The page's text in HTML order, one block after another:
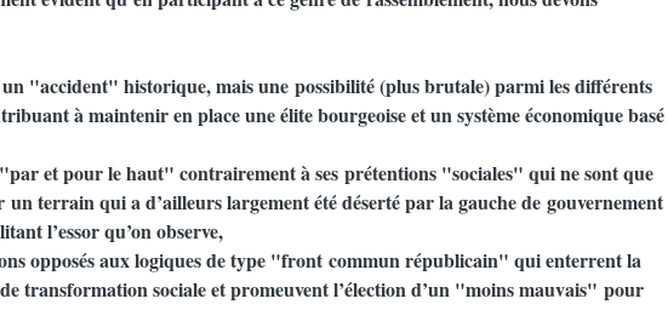
un "accident" historique, mais une possibilité (plus brutale) parmi les différents
à maintenir en place une élite bourgeoise et un système économique basé
et pour le haut" contrairement à ses prétentions "sociales" qui ne sont que
un terrain qui a d’ailleurs largement été déserté par la gauche de gouvernement
l’essor qu’on observe,
opposés aux logiques de type "front commun républicain" qui enterrent la
transformation sociale et promeuvent l’élection d’un "moins mauvais" pour